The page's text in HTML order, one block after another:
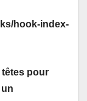
hook-index-
têtes pour